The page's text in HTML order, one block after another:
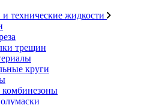
технические жидкости
трещин
круги